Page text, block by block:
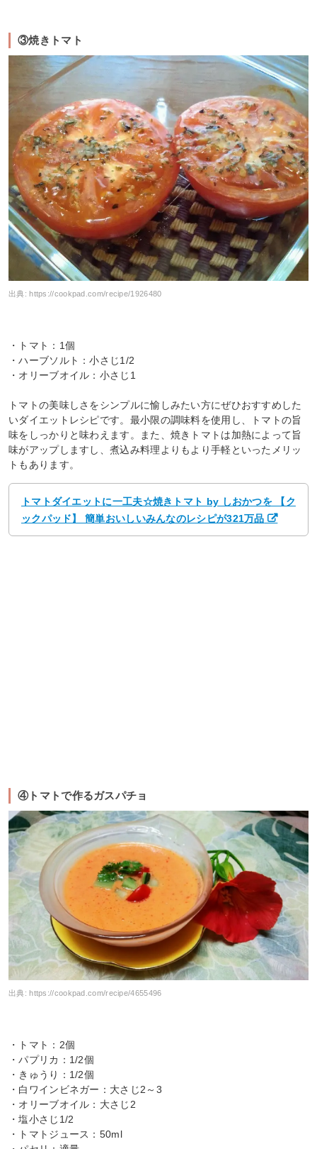
③焼きトマト
出典:https://cookpad.com/recipe/1926480
・トマト：1個
・ハーブソルト：小さじ1/2
・オリーブオイル：小さじ1
トマトの美味しさをシンプルに愉しみたい方にぜひおすすめした
いダイエットレシピです。最小限の調味料を使用し、トマトの旨
味をしっかりと味わえます。また、焼きトマトは加熱によって旨
味がアップしますし、煮込み料理よりもより手軽といったメリッ
トもあります。
トマトダイエットに一工夫☆焼きトマト by しおかつを 【ク
ックパッド】 簡単おいしいみんなのレシピが321万品
④トマトで作るガスパチョ
出典:https://cookpad.com/recipe/4655496
・トマト：2個
・パプリカ：1/2個
・きゅうり：1/2個
・白ワインビネガー：大さじ2～3
・オリーブオイル：大さじ2
・塩小さじ1/2
・トマトジュース：50ml